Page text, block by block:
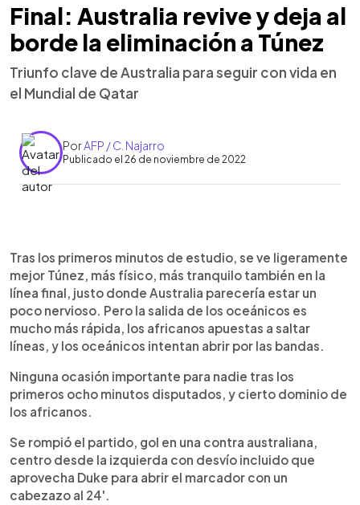
Final: Australia revive y deja al
borde la eliminación a Túnez
Triunfo clave de Australia para seguir con vida en
el Mundial de Qatar
PorAFP / C. Najarro
Publicado el 26 de noviembre de 2022
Escuchar artículo
Tras los primeros minutos de estudio, se ve ligeramente
mejor Túnez, más físico, más tranquilo también en la
línea final, justo donde Australia parecería estar un
poco nervioso. Pero la salida de los oceánicos es
mucho más rápida, los africanos apuestas a saltar
líneas, y los oceánicos intentan abrir por las bandas.
Ninguna ocasión importante para nadie tras los
primeros ocho minutos disputados, y cierto dominio de
los africanos.
Se rompió el partido, gol en una contra australiana,
centro desde la izquierda con desvío incluido que
aprovecha Duke para abrir el marcador con un
cabezazo al 24'.